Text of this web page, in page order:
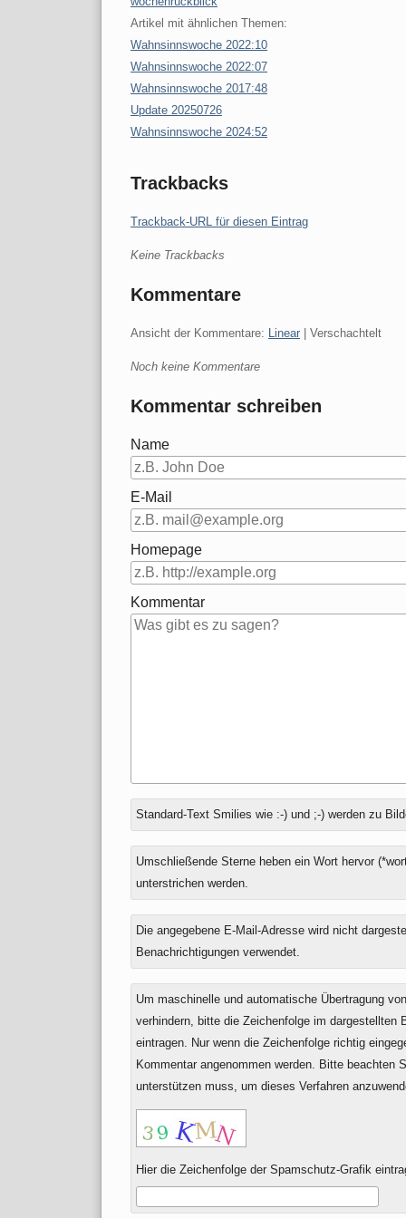
Artikel mit ähnlichen Themen:
Wahnsinnswoche 2022:10
Wahnsinnswoche 2022:07
Wahnsinnswoche 2017:48
Update 20250726
Wahnsinnswoche 2024:52
Trackbacks
Trackback-URL für diesen Eintrag
Keine Trackbacks
Kommentare
Ansicht der Kommentare: Linear | Verschachtelt
Noch keine Kommentare
Kommentar schreiben
Name
E-Mail
Homepage
Kommentar
Antwort
zu
Standard-Text Smilies wie :-) und ;-) werden zu
Umschließende Sterne heben ein Wort hervor
unterstrichen werden.
Die angegebene E-Mail-Adresse wird nicht
Benachrichtigungen verwendet.
Um maschinelle und automatische Übertragung
verhindern, bitte die Zeichenfolge im dargestellten
eintragen. Nur wenn die Zeichenfolge richtig
Kommentar angenommen werden. Bitte beachten
unterstützen muss, um dieses Verfahren
Hier die Zeichenfolge der Spamschutz-Grafik